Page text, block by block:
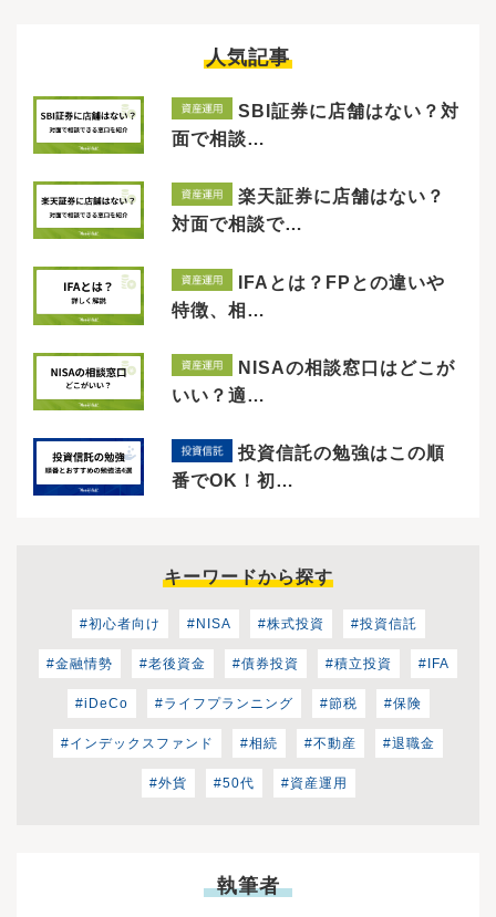
人気記事
SBI証券に店舗はない？対
面で相談…
楽天証券に店舗はない？
対面で相談で…
IFAとは？FPとの違いや
特徴、相…
NISAの相談窓口はどこが
いい？適…
投資信託の勉強はこの順
番でOK！初…
キーワードから探す
#初心者向け #NISA #株式投資 #投資信託
#金融情勢 #老後資金 #債券投資 #積立投資 #IFA
#iDeCo #ライフプランニング #節税 #保険
#インデックスファンド #相続 #不動産 #退職金
#外貨 #50代 #資産運用
執筆者